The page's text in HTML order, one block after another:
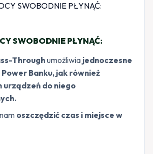
SWOBODNIE PŁYNĄĆ:
Throughumożliwia jednoczesne
Banku, jak również
urządzeń do niego
oszczędzić czas i miejsce w